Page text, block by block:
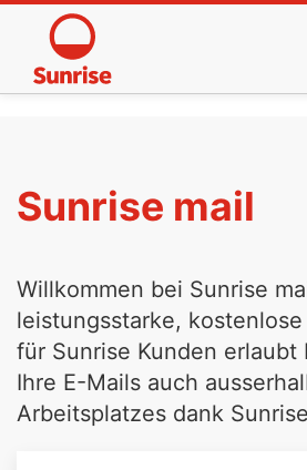
Sunrise mail
Willkommen bei Sunrise
leistungsstarke,
für Sunrise Kunden
Ihre E-Mails auch
Arbeitsplatzes dank